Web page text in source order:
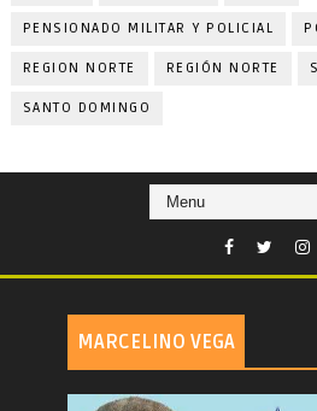
PENSIONADO MILITAR Y POLICIAL
REGION NORTE REGIÓN NORTE
SANTO DOMINGO
MARCELINO VEGA